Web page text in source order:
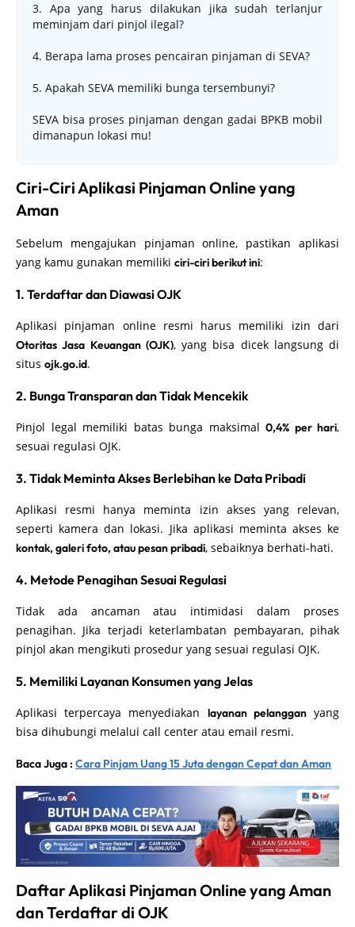
3. Apa yang harus dilakukan jika sudah terlanjur
meminjam dari pinjol ilegal?
4. Berapa lama proses pencairan pinjaman di SEVA?
5. Apakah SEVA memiliki bunga tersembunyi?
SEVA bisa proses pinjaman dengan gadai BPKB mobil
dimanapun lokasi mu!
Ciri-Ciri Aplikasi Pinjaman Online yang
Aman
Sebelum mengajukan pinjaman online, pastikan aplikasi
yang kamu gunakan memiliki ciri-ciri berikut ini:
1. Terdaftar dan Diawasi OJK
Aplikasi pinjaman online resmi harus memiliki izin dari
Otoritas Jasa Keuangan (OJK), yang bisa dicek langsung di
situs ojk.go.id.
2. Bunga Transparan dan Tidak Mencekik
Pinjol legal memiliki batas bunga maksimal 0,4% per hari,
sesuai regulasi OJK.
3. Tidak Meminta Akses Berlebihan ke Data Pribadi
Aplikasi resmi hanya meminta izin akses yang relevan,
seperti kamera dan lokasi. Jika aplikasi meminta akses ke
kontak, galeri foto, atau pesan pribadi, sebaiknya berhati-hati.
4. Metode Penagihan Sesuai Regulasi
Tidak ada ancaman atau intimidasi dalam proses
penagihan. Jika terjadi keterlambatan pembayaran, pihak
pinjol akan mengikuti prosedur yang sesuai regulasi OJK.
5. Memiliki Layanan Konsumen yang Jelas
Aplikasi terpercaya menyediakan layanan pelangganyang
bisa dihubungi melalui call center atau email resmi.
Baca Juga : Cara Pinjam Uang 15 Juta dengan Cepat dan Aman
Daftar Aplikasi Pinjaman Online yang Aman
dan Terdaftar di OJK